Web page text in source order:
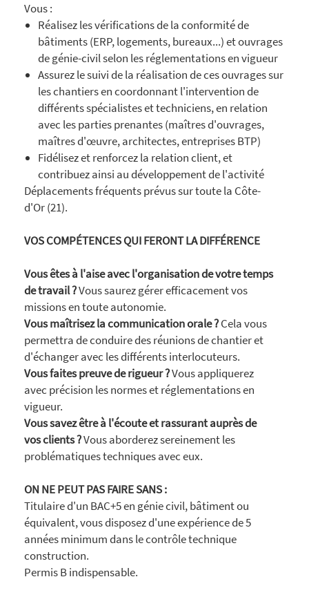
Vous :
Réalisez les vérifications de la conformité de
bâtiments (ERP, logements, bureaux...) et ouvrages
de génie-civil selon les réglementations en vigueur
Assurez le suivi de la réalisation de ces ouvrages sur
les chantiers en coordonnant l'intervention de
différents spécialistes et techniciens, en relation
avec les parties prenantes (maîtres d'ouvrages,
maîtres d'œuvre, architectes, entreprises BTP)
Fidélisez et renforcez la relation client, et
contribuez ainsi au développement de l'activité
Déplacements fréquents prévus sur toute la Côte-
d'Or (21).
VOS COMPÉTENCES QUI FERONT LA DIFFÉRENCE
Vous êtes à l'aise avec l'organisation de votre temps
de travail ?Vous saurez gérer efficacement vos
missions en toute autonomie.
Vous maîtrisez la communication orale ?Cela vous
permettra de conduire des réunions de chantier et
d'échanger avec les différents interlocuteurs.
Vous faites preuve de rigueur ?Vous appliquerez
avec précision les normes et réglementations en
vigueur.
Vous savez être à l'écoute et rassurant auprès de
vos clients ?Vous aborderez sereinement les
problématiques techniques avec eux.
ON NE PEUT PAS FAIRE SANS :
Titulaire d'un BAC+5 en génie civil, bâtiment ou
équivalent, vous disposez d'une expérience de 5
années minimum dans le contrôle technique
construction.
Permis B indispensable.